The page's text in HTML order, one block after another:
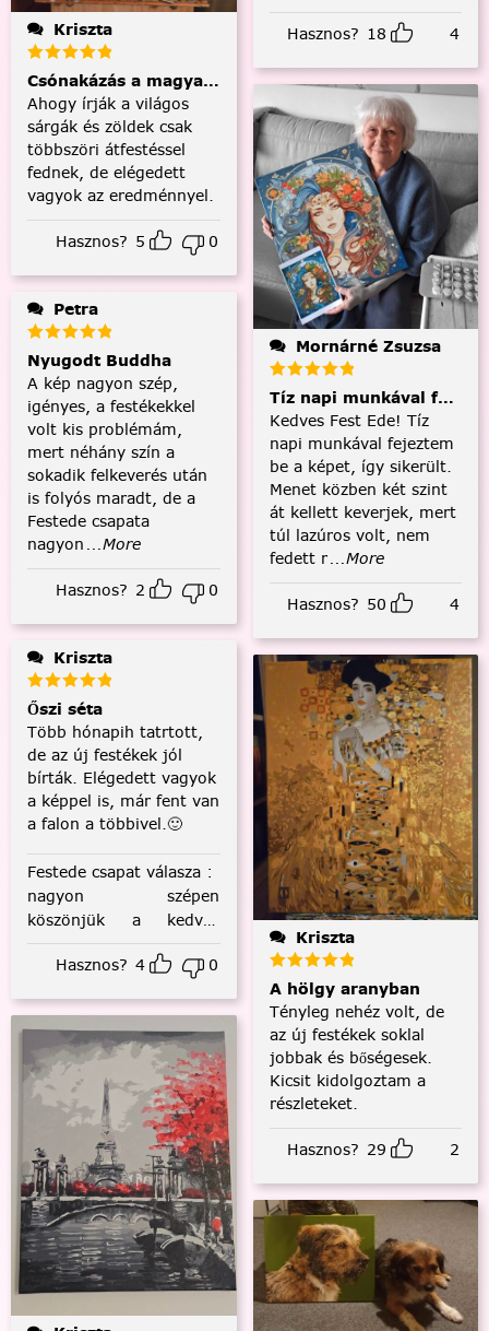
Kriszta
Csónakázás a magyar tengeren
Ahogy írják a világos
sárgák és zöldek csak
többszöri átfestéssel
fednek, de elégedett
vagyok az eredménnyel.
Hasznos? 5 0
Petra
Nyugodt Buddha
A kép nagyon szép,
igényes, a festékekkel
volt kis problémám,
mert néhány szín a
sokadik felkeverés után
is folyós maradt, de a
Festede csapata
nagyon ...More
Hasznos? 2 0
Kriszta
Őszi séta
Több hónapih tatrtott,
de az új festékek jól
bírták. Elégedett vagyok
a képpel is, már fent van
a falon a többivel.🙂
Festede csapat válasza :
nagyon szépen
köszönjük a kedves
visszajelzést! :)
Hasznos? 4 0
Hasznos? 18 4
Mornárné Zsuzsa
Tíz napi munkával
Kedves Fest Ede! Tíz
napi munkával fejeztem
be a képet, így sikerült.
Menet közben két szint
át kellett keverjek, mert
túl lazúros volt, nem
fedett r...More
Hasznos? 50 4
Kriszta
A hölgy aranyban
Tényleg nehéz volt, de
az új festékek soklal
jobbak és bőségesek.
Kicsit kidolgoztam a
részleteket.
Hasznos? 29 2